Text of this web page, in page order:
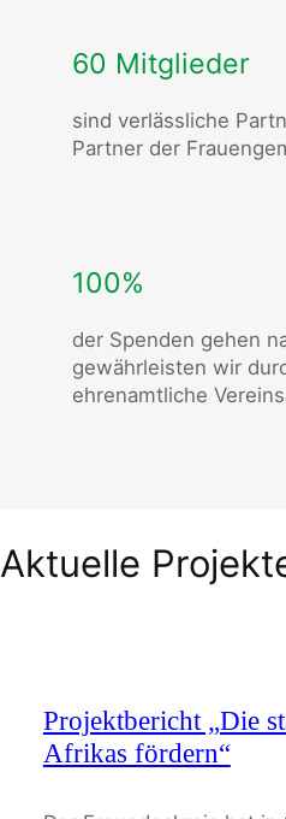
60 Mitglieder
sind verlässliche
Partner der
100%
der Spenden gehen
gewährleisten wir
ehrenamtliche
Aktuelle
Projektbericht „Die
Afrikas fördern“